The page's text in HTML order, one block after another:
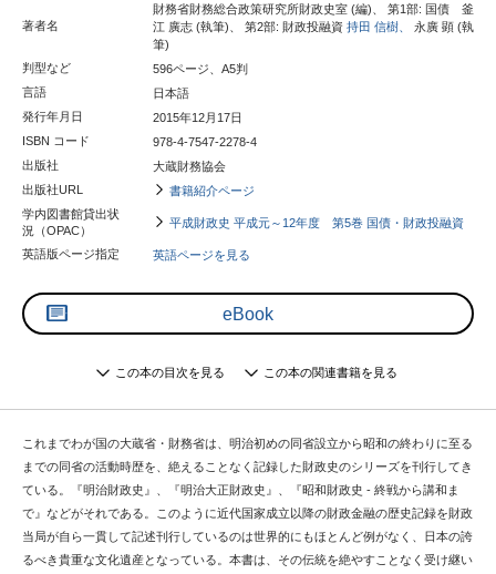
著者名
財務省財務総合政策研究所財政史室 (編)、 第1部: 国債 釜
江 廣志 (執筆)、 第2部: 財政投融資 持田 信樹、
永廣 顕 (執
筆)
判型など
596ページ、A5判
言語
日本語
発行年月日
2015年12月17日
ISBN コード
978-4-7547-2278-4
出版社
大蔵財務協会
出版社URL
書籍紹介ページ
学内図書館貸出状
況（OPAC）
平成財政史 平成元～12年度 第5巻 国債・財政投融資
英語版ページ指定 英語ページを見る
eBook
この本の目次を見る この本の関連書籍を見る
これまでわが国の大蔵省・財務省は、明治初めの同省設立から昭和の終わりに至る
までの同省の活動時歴を、絶えることなく記録した財政史のシリーズを刊行してき
ている。『明治財政史』、『明治大正財政史』、『昭和財政史 - 終戦から講和ま
で』などがそれである。このように近代国家成立以降の財政金融の歴史記録を財政
当局が自ら一貫して記述刊行しているのは世界的にもほとんど例がなく、日本の誇
るべき貴重な文化遺産となっている。本書は、その伝統を絶やすことなく受け継い